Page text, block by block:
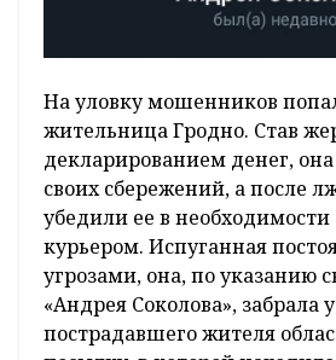
На уловку мошенников
жительница Гродно. Став
декларированием денег,
своих сбережений, а после
убедили ее в необходимости
курьером. Испуганная
угрозами, она, по указанию
«Андрея Соколова», забрала
пострадавшего жителя